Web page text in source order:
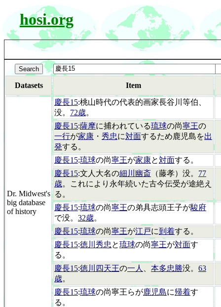
hosi.org
Datasets Item
Dr. Midwest's
big database
of history
慶長15:桃山時代の代表的画家長谷川等伯、
没。 72歳。
慶長15:薩摩に捕われている琉球の尚寧王の
一行が家康 ・ 秀忠に対面するため鹿児島を出
発する。
慶長15:琉球の尚寧王が家康と対面する。
慶長15:文人大名の細川幽斎 （藤孝）没。 77
歳。これにより永年続いた古今伝受が途絶え
る。
慶長15:琉球の尚寧王の弟具志頭王子が駿府
で没。 32歳。
慶長15:琉球の尚寧王が江戸に到着する。
慶長15:徳川秀忠 と琉球の尚寧王が対面す
る。
慶長15:徳川四天王の一人 本多忠勝没。 63
歳。
慶長15:琉球の尚寧王らが鹿児島に帰着す
る。